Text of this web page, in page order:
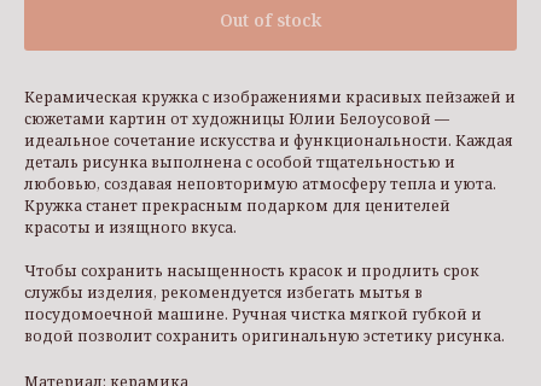
Out of stock
Керамическая кружка с изображениями красивых пейзажей и
сюжетами картин от художницы Юлии Белоусовой —
идеальное сочетание искусства и функциональности. Каждая
деталь рисунка выполнена с особой тщательностью и
любовью, создавая неповторимую атмосферу тепла и уюта.
Кружка станет прекрасным подарком для ценителей
красоты и изящного вкуса.
Чтобы сохранить насыщенность красок и продлить срок
службы изделия, рекомендуется избегать мытья в
посудомоечной машине. Ручная чистка мягкой губкой и
водой позволит сохранить оригинальную эстетику рисунка.